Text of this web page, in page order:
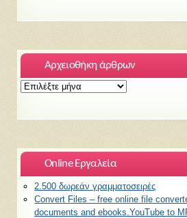
Αρχειοθήκη άρθρων
Αρχειοθήκη
Online Εργαλεία
2.500 δωρεάν γραμματοσειρές
Convert Files – free online file
documents and ebooks.YouTube to